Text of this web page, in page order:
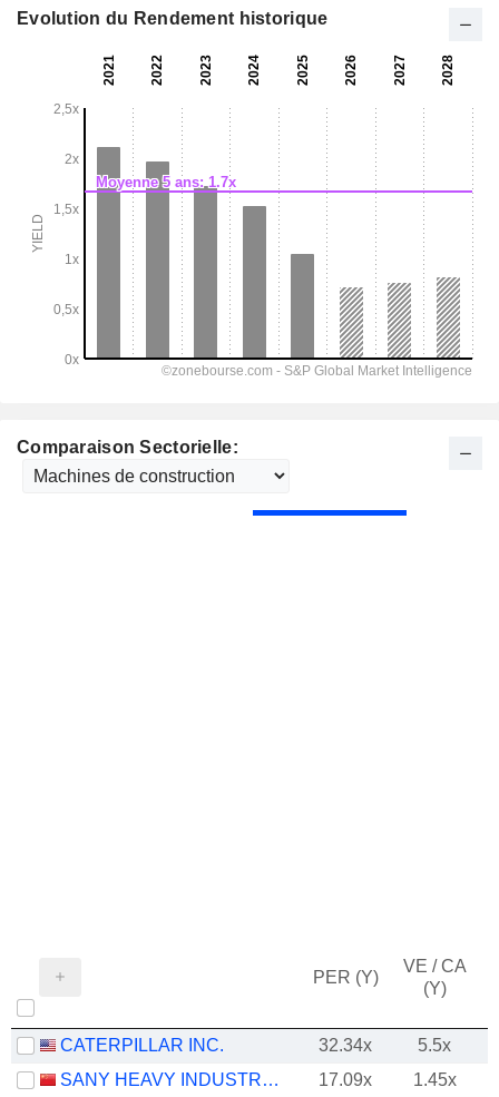
Comparaison Sectorielle:
PER (Y)
VE / CA
(Y)
CATERPILLAR INC. 32.34x 5.5x
SANY HEAVY INDUSTRY CO.,LTD
17.09x
1.45x
Evolution du Rendement historique